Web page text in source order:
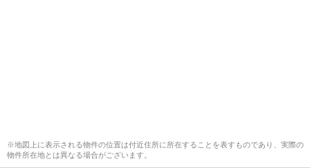
※地図上に表示される物件の位置は付近住所に所在することを表すものであり、実際の
物件所在地とは異なる場合がございます。